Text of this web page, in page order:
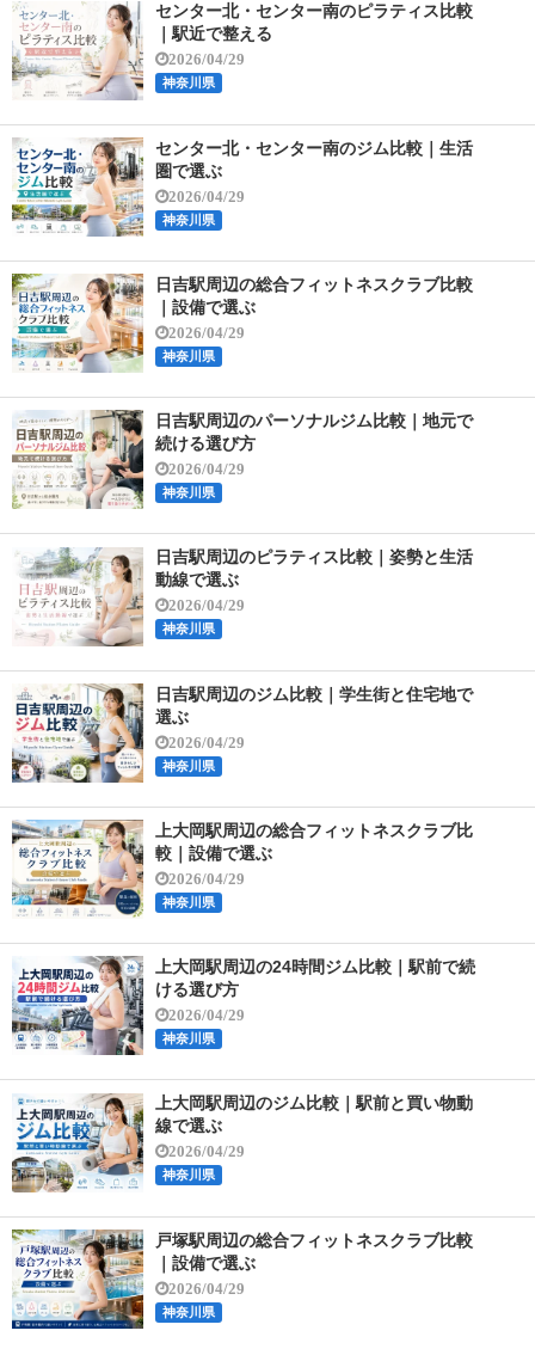
センター北・センター南のピラティス比較
｜駅近で整える
2026/04/29
神奈川県
センター北・センター南のジム比較｜生活
圏で選ぶ
2026/04/29
神奈川県
日吉駅周辺の総合フィットネスクラブ比較
｜設備で選ぶ
2026/04/29
神奈川県
日吉駅周辺のパーソナルジム比較｜地元で
続ける選び方
2026/04/29
神奈川県
日吉駅周辺のピラティス比較｜姿勢と生活
動線で選ぶ
2026/04/29
神奈川県
日吉駅周辺のジム比較｜学生街と住宅地で
選ぶ
2026/04/29
神奈川県
上大岡駅周辺の総合フィットネスクラブ比
較｜設備で選ぶ
2026/04/29
神奈川県
上大岡駅周辺の24時間ジム比較｜駅前で続
ける選び方
2026/04/29
神奈川県
上大岡駅周辺のジム比較｜駅前と買い物動
線で選ぶ
2026/04/29
神奈川県
戸塚駅周辺の総合フィットネスクラブ比較
｜設備で選ぶ
2026/04/29
神奈川県